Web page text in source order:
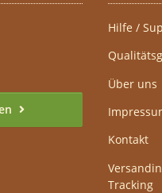
Hilfe /
Über uns
Kontakt
Tracking